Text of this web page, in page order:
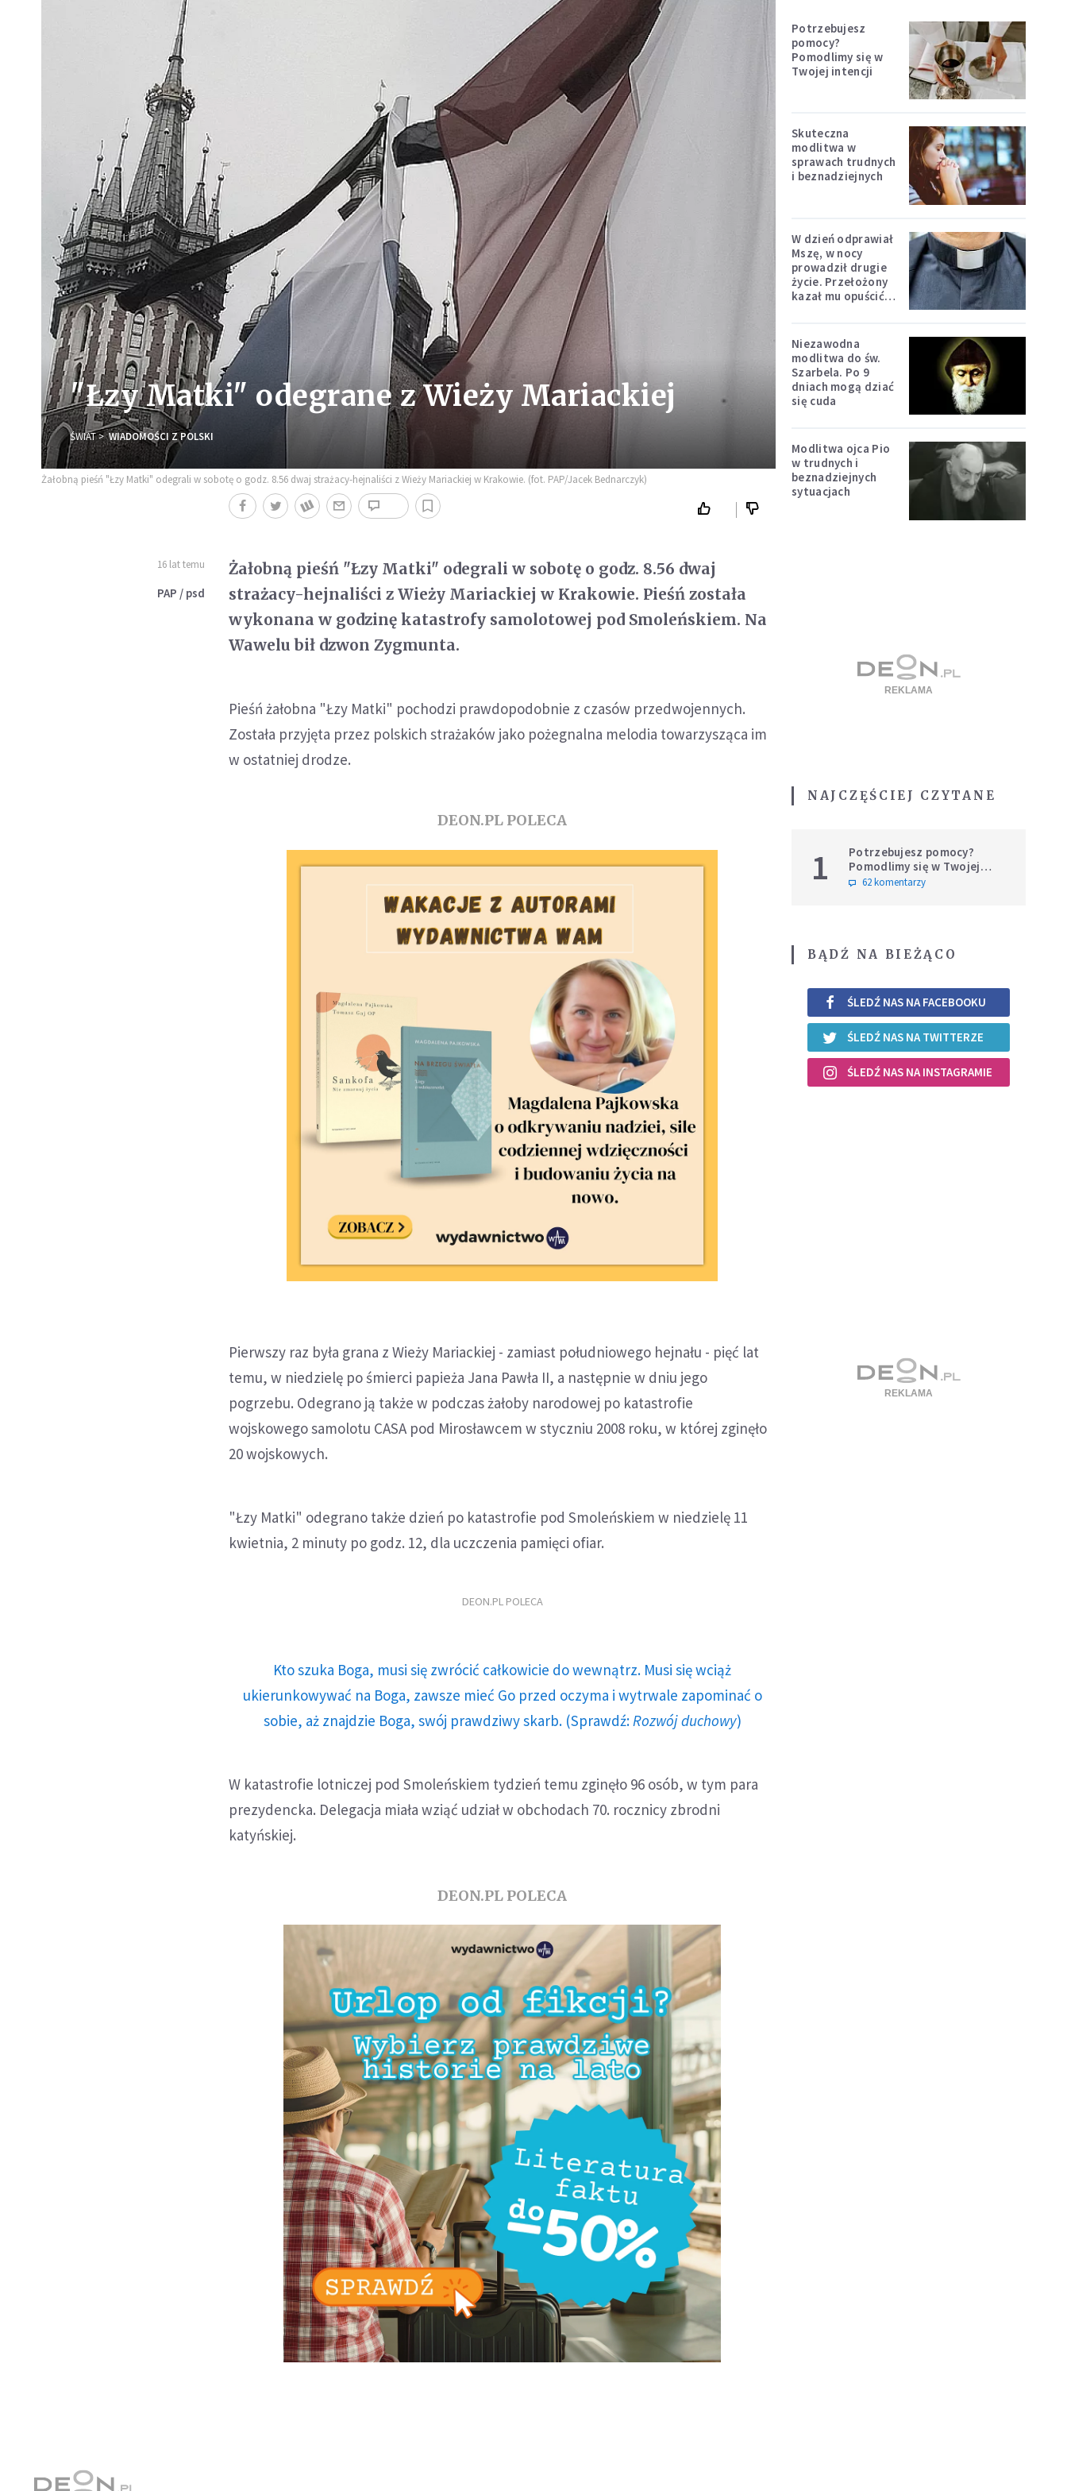
"Łzy Matki" odegrane z Wieży Mariackiej
ŚWIAT WIADOMOŚCI Z POLSKI
Żałobną pieśń "Łzy Matki" odegrali w sobotę o godz. 8.56 dwaj strażacy-hejnaliści z Wieży Mariackiej w Krakowie. (fot. PAP/Jacek Bednarczyk)
16 lat temu
PAP / psd
Żałobną pieśń "Łzy Matki" odegrali w sobotę o godz. 8.56 dwaj
strażacy-hejnaliści z Wieży Mariackiej w Krakowie. Pieśń została
wykonana w godzinę katastrofy samolotowej pod Smoleńskiem. Na
Wawelu bił dzwon Zygmunta.
Pieśń żałobna "Łzy Matki" pochodzi prawdopodobnie z czasów przedwojennych.
Została przyjęta przez polskich strażaków jako pożegnalna melodia towarzysząca im
w ostatniej drodze.
DEON.PL POLECA
Pierwszy raz była grana z Wieży Mariackiej - zamiast południowego hejnału - pięć lat
temu, w niedzielę po śmierci papieża Jana Pawła II, a następnie w dniu jego
pogrzebu. Odegrano ją także w podczas żałoby narodowej po katastrofie
wojskowego samolotu CASA pod Mirosławcem w styczniu 2008 roku, w której zginęło
20 wojskowych.
"Łzy Matki" odegrano także dzień po katastrofie pod Smoleńskiem w niedzielę 11
kwietnia, 2 minuty po godz. 12, dla uczczenia pamięci ofiar.
DEON.PL POLECA
Kto szuka Boga, musi się zwrócić całkowicie do wewnątrz. Musi się wciąż
ukierunkowywać na Boga, zawsze mieć Go przed oczyma i wytrwale zapominać o
sobie, aż znajdzie Boga, swój prawdziwy skarb. (Sprawdź: Rozwój duchowy)
W katastrofie lotniczej pod Smoleńskiem tydzień temu zginęło 96 osób, w tym para
prezydencka. Delegacja miała wziąć udział w obchodach 70. rocznicy zbrodni
katyńskiej.
DEON.PL POLECA
Potrzebujesz
pomocy?
Pomodlimy się w
Twojej intencji
Skuteczna
modlitwa w
sprawach trudnych
i beznadziejnych
W dzień odprawiał
Mszę, w nocy
prowadził drugie
życie. Przełożony
kazał mu opuścić
Niezawodna
modlitwa do św.
Szarbela. Po 9
dniach mogą dziać
się cuda
Modlitwa ojca Pio
w trudnych i
beznadziejnych
sytuacjach
NAJCZĘŚCIEJ CZYTANE
1
Potrzebujesz pomocy?
Pomodlimy się w Twojej
intencji
62 komentarzy
BĄDŹ NA BIEŻĄCO
ŚLEDŹ NAS NA FACEBOOKU
ŚLEDŹ NAS NA TWITTERZE
ŚLEDŹ NAS NA INSTAGRAMIE